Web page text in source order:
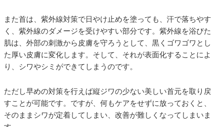
また首は、紫外線対策で日やけ止めを塗っても、汗で落ちやす
く、紫外線のダメージを受けやすい部分です。紫外線を浴びた
肌は、外部の刺激から皮膚を守ろうとして、黒くゴワゴワとし
た厚い皮膚に変化します。そして、それが表面化することによ
り、シワやシミができてしまうのです。
ただし早めの対策を行えば縦ジワの少ない美しい首元を取り戻
すことが可能です。ですが、何もケアをせずに放っておくと、
そのままシワが定着してしまい、改善が難しくなってしまいま